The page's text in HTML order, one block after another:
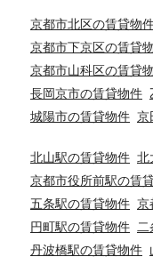
京都市北区の賃貸物
京都市下京区の賃貸
京都市山科区の賃貸
長岡京市の賃貸物件
城陽市の賃貸物件 京
北山駅の賃貸物件 北
京都市役所前駅の賃
五条駅の賃貸物件 京
円町駅の賃貸物件
丹波橋駅の賃貸物件